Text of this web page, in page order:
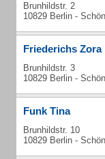
Brunhildstr. 2
10829 Berlin -
Friederichs
Brunhildstr. 3
10829 Berlin -
Funk Tina
Brunhildstr. 10
10829 Berlin -